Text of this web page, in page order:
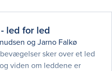
led for led
og Jarno Falkø
sker over et led
viden om leddene er